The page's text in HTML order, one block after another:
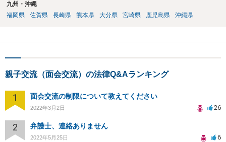
九州・沖縄
福岡県
佐賀県 長崎県 熊本県 大分県 宮崎県 鹿児島県 沖縄県
親子交流（面会交流）の法律Q&Aランキング
1 面会交流の制限について教えてください
2022年3月2日 26
2 弁護士、連絡ありません
2022年5月25日 6